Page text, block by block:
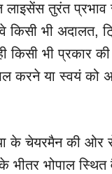
लाइसेंस तुरंत
किसी भी अदालत,
किसी भी प्रकार
करने या स्वयं को
के चेयरमैन की ओर से
भीतर भोपाल